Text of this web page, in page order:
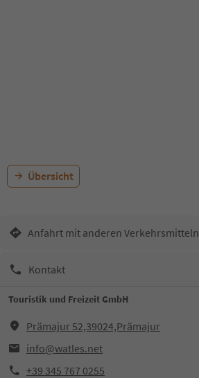
Übersicht
Anfahrt mit anderen Verkehrsmitteln
Kontakt
Touristik und Freizeit GmbH
Prämajur 52,39024,Prämajur
info@watles.net
+39 345 767 0255